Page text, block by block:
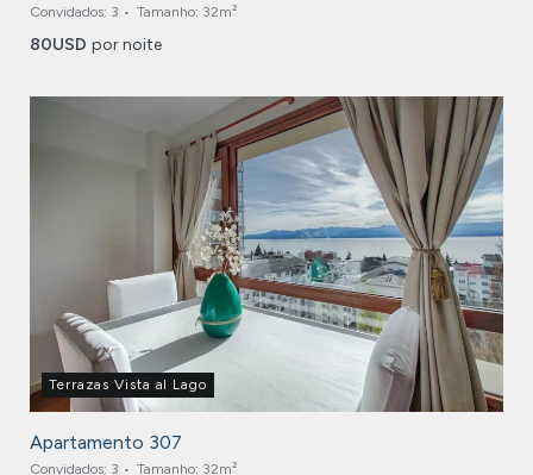
Convidados: 3 Tamanho: 32m²
80USD por noite
Terrazas Vista al Lago
Apartamento 307
Convidados: 3 Tamanho: 32m²